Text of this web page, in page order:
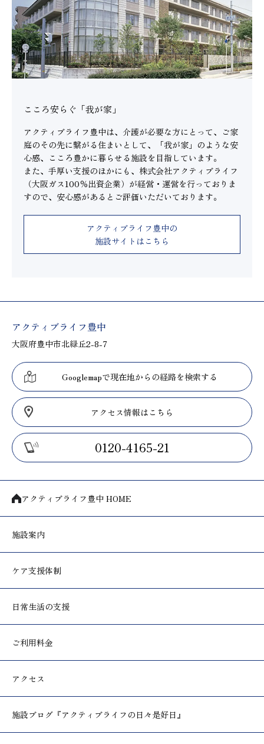
こころ安らぐ「我が家」
アクティブライフ豊中は、介護が必要な方にとって、ご家
庭のその先に繋がる住まいとして、「我が家」のような安
心感、こころ豊かに暮らせる施設を目指しています。
また、手厚い支援のほかにも、株式会社アクティブライフ
（大阪ガス100％出資企業）が経営・運営を行っておりま
すので、安心感があるとご評価いただいております。
アクティブライフ豊中の
施設サイトはこちら
アクティブライフ豊中
大阪府豊中市北緑丘2-8-7
Googlemapで現在地からの経路を検索する
アクセス情報はこちら
0120-4165-21
アクティブライフ豊中 HOME
施設案内
ケア支援体制
日常生活の支援
ご利用料金
アクセス
施設ブログ 『アクティブライフの日々是好日』